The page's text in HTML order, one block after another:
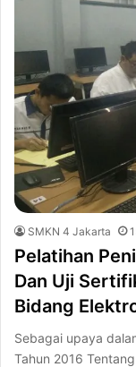
SMKN 4 Jakarta
Pelatihan
Dan Uji
Bidang
Sebagai upaya
Tahun 2016